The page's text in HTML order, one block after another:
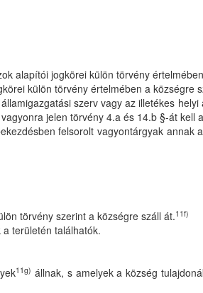
alapítói jogkörei külön törvény
külön törvény értelmében a községre
szerv vagy az illetékes
jelen törvény 4.a és 14.b §-át kell
felsorolt vagyontárgyak annak
törvény szerint a községre száll át.11f)
területén találhatók.
11g) állnak, s amelyek a község